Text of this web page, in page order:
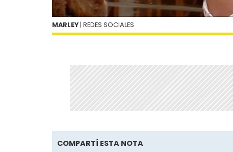
MARLEY| REDES SOCIALES
COMPARTÍ ESTA NOTA